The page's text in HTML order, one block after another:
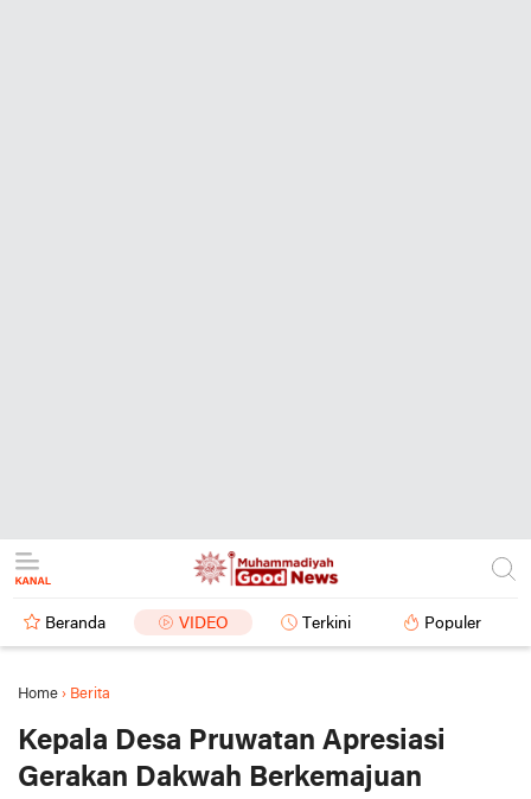
Beranda VIDEO Terkini Populer
Home › Berita
Kepala Desa Pruwatan Apresiasi
Gerakan Dakwah Berkemajuan